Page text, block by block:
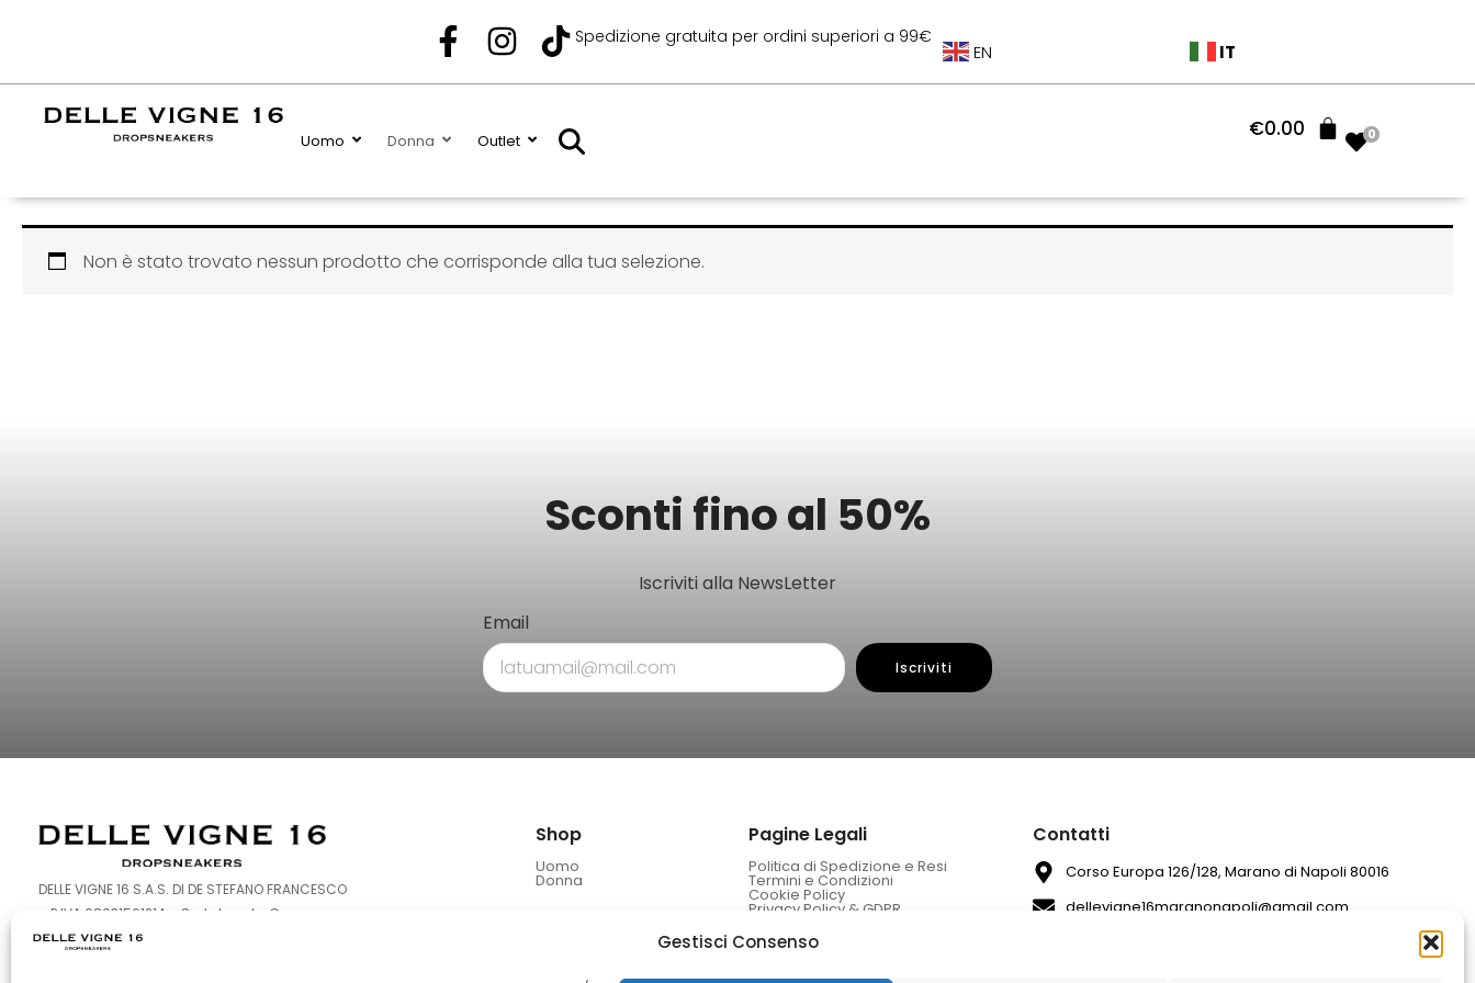
Gestisci Consenso
Spedizione gratuita per ordini superiori a 99€
F
a
c
e
o
o
k
I
n
s
t
a
g
r
a
T
i
k
t
o
k
EN IT
Uomo Donna Outlet €0.00 0
Non è stato trovato nessun prodotto che corrisponde alla tua selezione.
Sconti fino al 50%
Iscriviti alla NewsLetter
Email
Iscriviti
DELLE VIGNE 16 S.A.S. DI DE STEFANO FRANCESCO
– P.IVA 08931561214 – Sede Legale: Corso
Europa 126-128 – 80016 Marano di Napoli (NA)
Shop
Uomo
Donna
Pagine Legali
Politica di Spedizione e Resi
Termini e Condizioni
Cookie Policy
Privacy Policy & GDPR
Contatti
Corso Europa 126/128, Marano di Napoli 80016
dellevigne16maranonapoli@gmail.com